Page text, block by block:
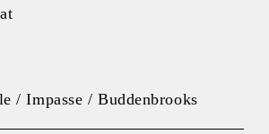
/ Impasse / Buddenbrooks